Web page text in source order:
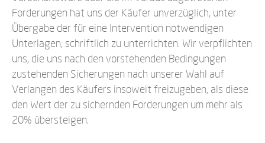
Forderungen hat uns der Käufer unverzüglich, unter
Übergabe der für eine Intervention notwendigen
Unterlagen, schriftlich zu unterrichten. Wir verpflichten
uns, die uns nach den vorstehenden Bedingungen
zustehenden Sicherungen nach unserer Wahl auf
Verlangen des Käufers insoweit freizugeben, als diese
den Wert der zu sichernden Forderungen um mehr als
20% übersteigen.